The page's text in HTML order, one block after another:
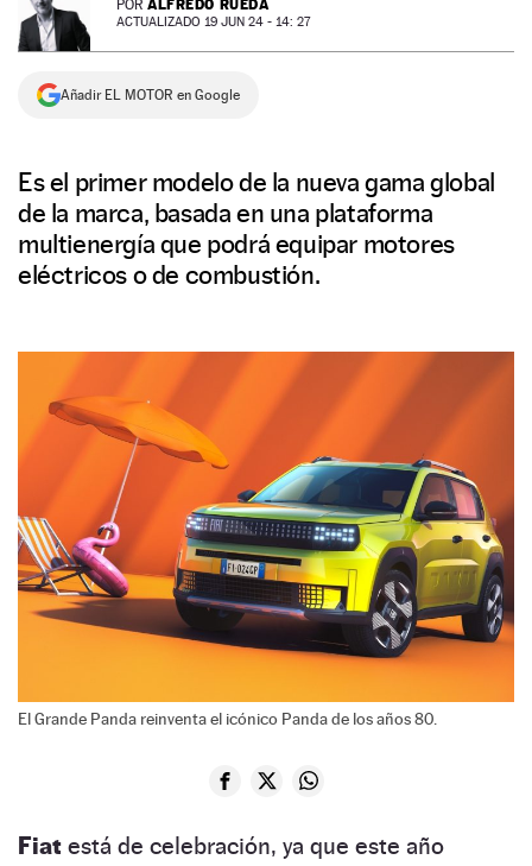
NEWSLETTER
SÍGUENOS
POR ALFREDO RUEDA
ACTUALIZADO 19 JUN 24 - 14: 27
Añadir EL MOTOR en Google
Es el primer modelo de la nueva gama global
de la marca, basada en una plataforma
multienergía que podrá equipar motores
eléctricos o de combustión.
El Grande Panda reinventa el icónico Panda de los años 80.
Fiat está de celebración, ya que este año